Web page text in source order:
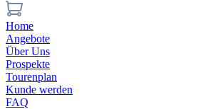
Home
Angebote
Über Uns
Prospekte
Tourenplan
Kunde werden
FAQ